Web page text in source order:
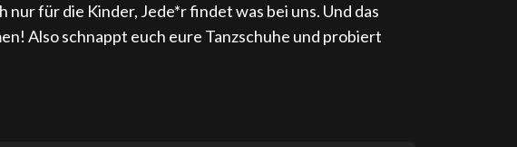
nur für die Kinder, Jede*r findet was bei uns. Und das
Also schnappt euch eure Tanzschuhe und probiert